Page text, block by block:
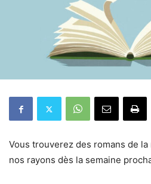
Vous trouverez des romans de
nos rayons dès la semaine